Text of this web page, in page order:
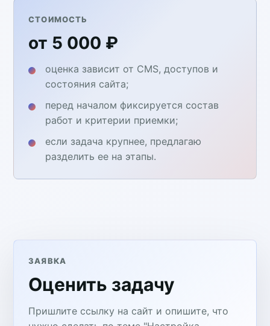
СТОИМОСТЬ
от 5 000 ₽
оценка зависит от CMS, доступов и
состояния сайта;
перед началом фиксируется состав
работ и критерии приемки;
если задача крупнее, предлагаю
разделить ее на этапы.
ЗАЯВКА
Оценить задачу
Пришлите ссылку на сайт и опишите, что